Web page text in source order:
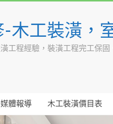
木工裝潢，
工程經驗，裝潢工程完工保
媒體報導 木工裝潢價目表